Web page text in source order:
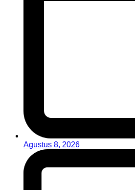
Agustus 8, 2026